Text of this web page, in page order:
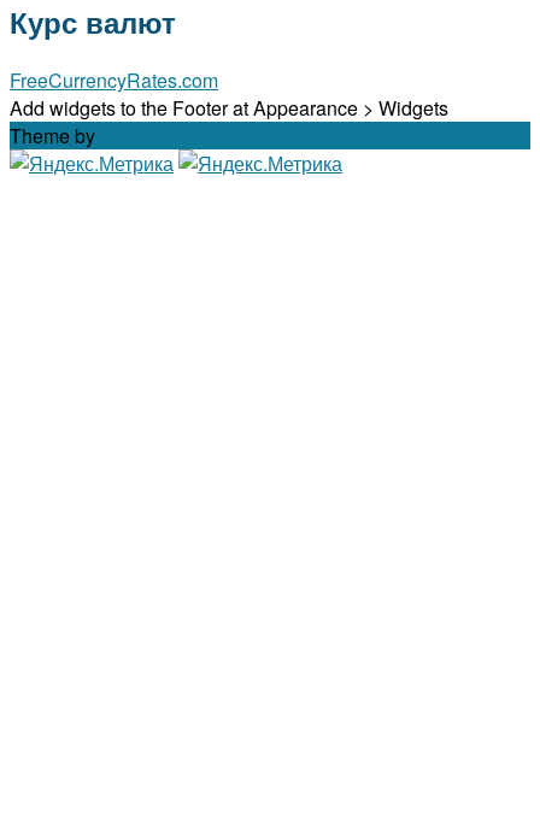
Курс валют
FreeCurrencyRates.com
Add widgets to the Footer at Appearance > Widgets
Theme by